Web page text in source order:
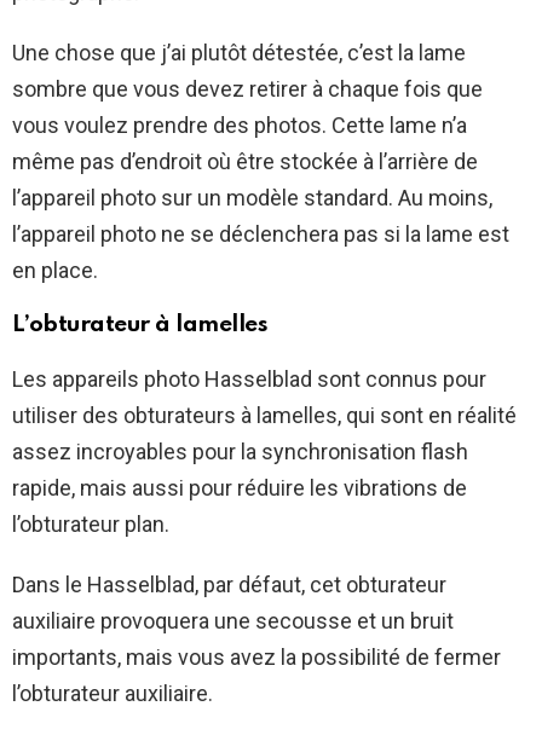
Une chose que j’ai plutôt détestée, c’est la lame
sombre que vous devez retirer à chaque fois que
vous voulez prendre des photos. Cette lame n’a
même pas d’endroit où être stockée à l’arrière de
l’appareil photo sur un modèle standard. Au moins,
l’appareil photo ne se déclenchera pas si la lame est
en place.
L’obturateur à lamelles
Les appareils photo Hasselblad sont connus pour
utiliser des obturateurs à lamelles, qui sont en réalité
assez incroyables pour la synchronisation flash
rapide, mais aussi pour réduire les vibrations de
l’obturateur plan.
Dans le Hasselblad, par défaut, cet obturateur
auxiliaire provoquera une secousse et un bruit
importants, mais vous avez la possibilité de fermer
l’obturateur auxiliaire.